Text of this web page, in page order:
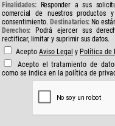
Finalidades:Responder a sus
comercial de nuestros productos
consentimiento. Destinatarios: No
Derechos: Podrá ejercer sus
rectificar, limitar y suprimir sus datos.
Acepto Aviso Legal y Política de
Acepto el tratamiento de
como se indica en la política de